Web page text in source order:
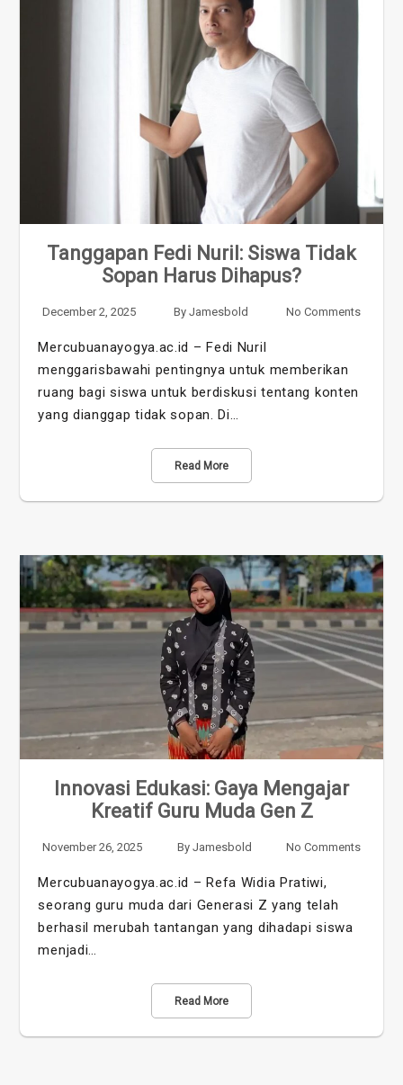
Tanggapan Fedi Nuril: Siswa Tidak
Sopan Harus Dihapus?
December 2, 2025 By Jamesbold No Comments
Mercubuanayogya.ac.id – Fedi Nuril
menggarisbawahi pentingnya untuk memberikan
ruang bagi siswa untuk berdiskusi tentang konten
yang dianggap tidak sopan. Di…
Read More
Innovasi Edukasi: Gaya Mengajar
Kreatif Guru Muda Gen Z
November 26, 2025 By Jamesbold No Comments
Mercubuanayogya.ac.id – Refa Widia Pratiwi,
seorang guru muda dari Generasi Z yang telah
berhasil merubah tantangan yang dihadapi siswa
menjadi…
Read More